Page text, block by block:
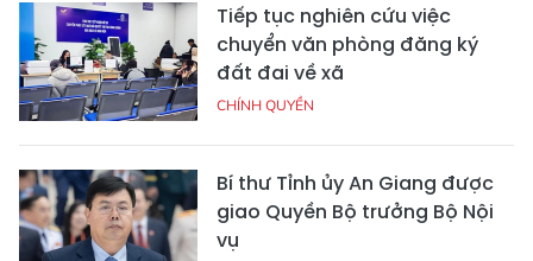
Tiếp tục nghiên cứu việc
chuyển văn phòng đăng ký
đất đai về xã
CHÍNH QUYỀN
Bí thư Tỉnh ủy An Giang được
giao Quyền Bộ trưởng Bộ Nội
vụ